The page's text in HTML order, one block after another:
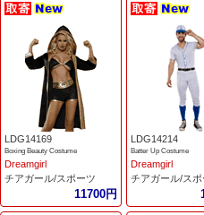
LDG14169
Boxing Beauty Costume
Dreamgirl
チアガール/スポーツ
11700円
LDG14214
Batter Up Costume
Dreamgirl
チアガール/スポ